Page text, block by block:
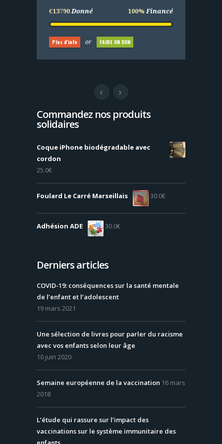
€13790Donné 100% Financé
Plus d'info or FAIRE UN DON
Commandez nos produits
solidaires
Coque iPhone biodégradable avec
cordon
25.0€
Foulard Le Carré Marseillais 30.0€
Adhésion ADE 30.0€
Derniers articles
COVID-19: conséquences sur la santé mentale
de l’enfant et l’adolescent
19 mars 2021
Une sélection de livres pour parler du racisme
avec vos enfants selon leur âge
10 juin 2020
Semaine européenne de la vaccination 16 mars
2018
L’étude qui rassure sur l’impact des
vaccinations sur le système immunitaire des